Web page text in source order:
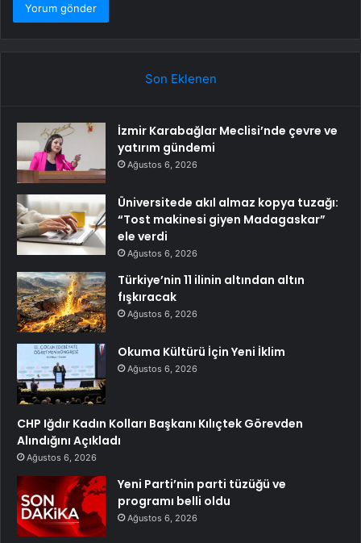
Son Eklenen
İzmir Karabağlar Meclisi’nde çevre ve
yatırım gündemi
Ağustos 6, 2026
Üniversitede akıl almaz kopya tuzağı:
“Tost makinesi giyen Madagaskar”
ele verdi
Ağustos 6, 2026
Türkiye’nin 11 ilinin altından altın
fışkıracak
Ağustos 6, 2026
Okuma Kültürü İçin Yeni İklim
Ağustos 6, 2026
CHP Iğdır Kadın Kolları Başkanı Kılıçtek Görevden
Alındığını Açıkladı
Ağustos 6, 2026
Yeni Parti’nin parti tüzüğü ve
programı belli oldu
Ağustos 6, 2026